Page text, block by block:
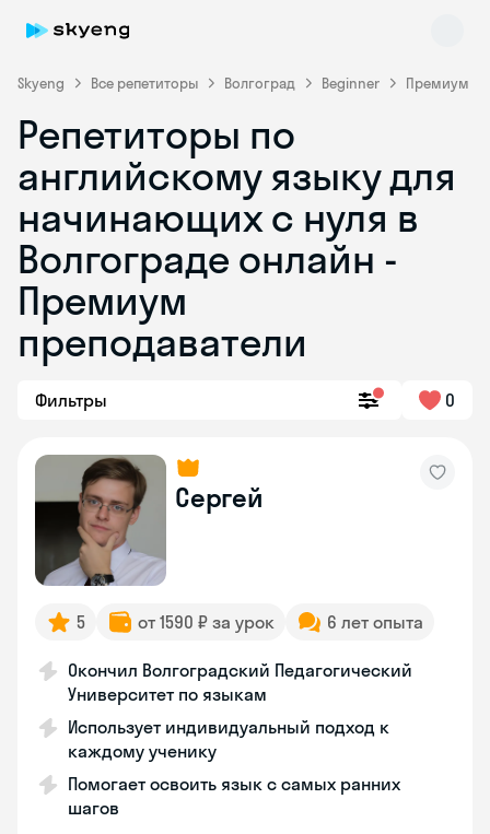
Skyeng Все репетиторы Волгоград Beginner Премиум
Репетиторы по
английскому языку для
начинающих с нуля в
Волгограде онлайн -
Премиум
преподаватели
Фильтры 0
Сергей
5 от 1590 ₽ за урок 6 лет опыта
Окончил Волгоградский Педагогический
Университет по языкам
Использует индивидуальный подход к
каждому ученику
Помогает освоить язык с самых ранних
шагов
Skyeng Chat
online